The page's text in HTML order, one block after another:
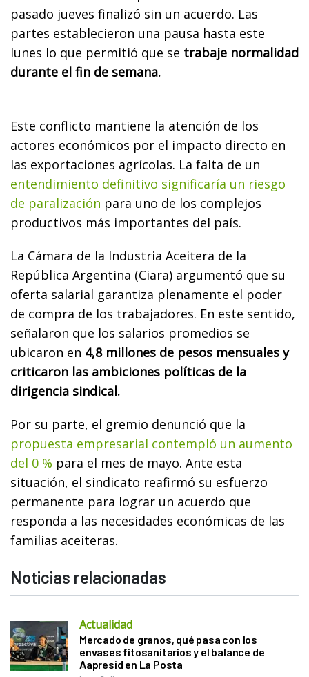
pasado jueves finalizó sin un acuerdo. Las
partes establecieron una pausa hasta este
lunes lo que permitió que se trabaje normalidad
durante el fin de semana.
Este conflicto mantiene la atención de los
actores económicos por el impacto directo en
las exportaciones agrícolas. La falta de un
entendimiento definitivo significaría un riesgo
de paralización para uno de los complejos
productivos más importantes del país.
La Cámara de la Industria Aceitera de la
República Argentina (Ciara) argumentó que su
oferta salarial garantiza plenamente el poder
de compra de los trabajadores. En este sentido,
señalaron que los salarios promedios se
ubicaron en 4,8 millones de pesos mensuales y
criticaron las ambiciones políticas de la
dirigencia sindical.
Por su parte, el gremio denunció que la
propuesta empresarial contempló un aumento
del 0 % para el mes de mayo. Ante esta
situación, el sindicato reafirmó su esfuerzo
permanente para lograr un acuerdo que
responda a las necesidades económicas de las
familias aceiteras.
Noticias relacionadas
Actualidad
Mercado de granos, qué pasa con los
envases fitosanitarios y el balance de
Aapresid en La Posta